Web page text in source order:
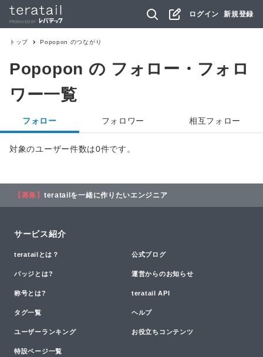
ログイン 新規登録
トップ Popopon のつながり
Popopon の フォロー・フォロ
ワー一覧
フォロー フォロワー 相互フォロー
対象のユーザー件数は0件です。
【募集】 teratailを一緒に作りたいエンジニア
サービス紹介
teratailとは？ 公式ブログ
バッジとは? 運営からのお知らせ
称号とは? teratail API
タグ一覧 ヘルプ
ユーザーランキング お役立ちコンテンツ
特設ページ一覧